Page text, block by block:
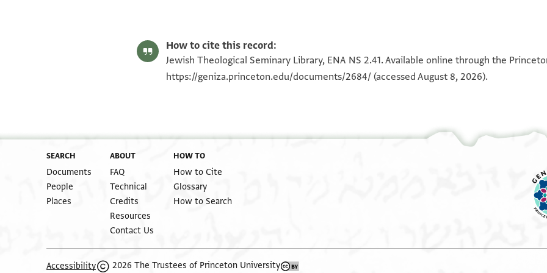
לשטרות במצרים
How to cite this record:
Jewish Theological Seminary Library, ENA NS 2.41. Available online through the
https://geniza.princeton.edu/documents/2684/ (accessed August 8, 2026).
SEARCH
Documents
People
Places
ABOUT
FAQ
Technical
Credits
Resources
Contact Us
HOW TO
How to Cite
Glossary
How to Search
Accessibility 2026 The Trustees of Princeton University